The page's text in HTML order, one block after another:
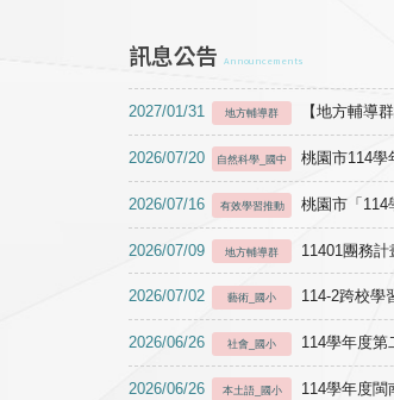
訊息公告 Announcements
2027/01/31 地方輔導群 【地方輔導
2026/07/20 自然科學_國中 桃園市114學
2026/07/16 有效學習推動 桃園市「114
2026/07/09 地方輔導群 11401團務
2026/07/02 藝術_國小 114-2跨校學
2026/06/26 社會_國小 114學年度
2026/06/26 本土語_國小 114學年度閩